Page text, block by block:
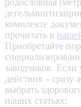
родословная
комплекте
прочитать в
Приобретайте
заводчиков. Если
действия – сразу
выбрать
наших статьях: